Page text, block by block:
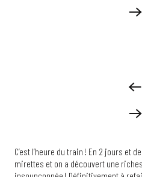
C’est l’heure du train ! En 2 jours et
mirettes et on a découvert une